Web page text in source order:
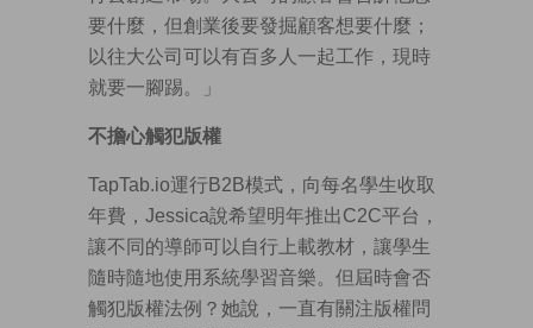
要什麼，但創業後要發掘顧客想要什麼；
以往大公司可以有百多人一起工作，現時
就要一腳踢。」
不擔心觸犯版權
TapTab.io運行B2B模式，向每名學生收取
年費，Jessica說希望明年推出C2C平台，
讓不同的導師可以自行上載教材，讓學生
隨時隨地使用系統學習音樂。但屆時會否
觸犯版權法例？她說，一直有關注版權問